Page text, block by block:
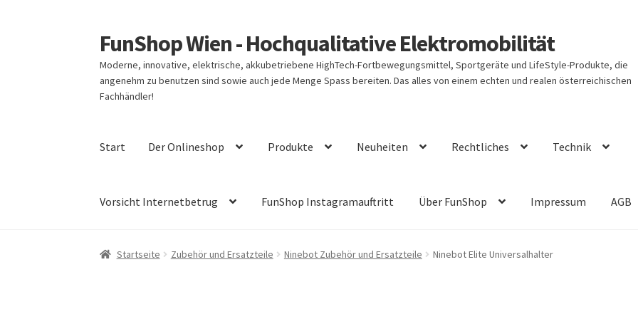
Zur
Navigation
springen
Zum
Inhalt
springen
FunShop Wien - Hochqualitative Elektromobilität
Moderne, innovative, elektrische, akkubetriebene HighTech-Fortbewegungsmittel, Sportgeräte und LifeStyle-Produkte, die
angenehm zu benutzen sind sowie auch jede Menge Spass bereiten. Das alles von einem echten und realen österreichischen
Fachhändler!
Start Der Onlineshop Produkte Neuheiten Rechtliches Technik
Vorsicht Internetbetrug FunShop Instagramauftritt Über FunShop Impressum AGB
Startseite Zubehör und Ersatzteile Ninebot Zubehör und Ersatzteile Ninebot Elite Universalhalter